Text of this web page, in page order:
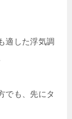
適した浮気調
でも、先にタ